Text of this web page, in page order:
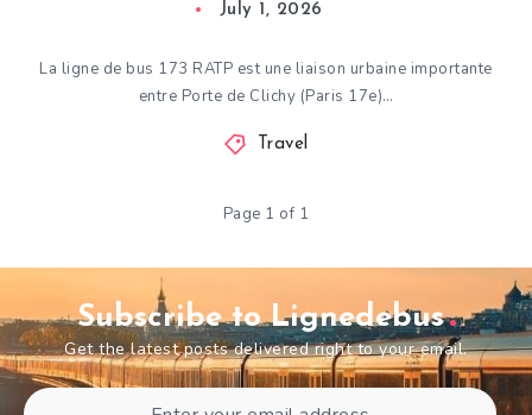
July 1, 2026
La ligne de bus 173 RATP est une liaison urbaine importante
entre Porte de Clichy (Paris 17e)…
Travel
Page 1 of 1
Subscribe to Lignedebus
Get the latest posts delivered right to your email.